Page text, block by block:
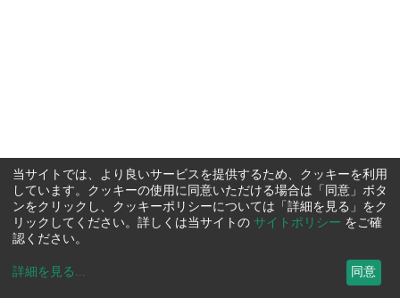
当サイトでは、より良いサービスを提供するため、クッキーを利用
しています。クッキーの使用に同意いただける場合は「同意」ボタ
ンをクリックし、クッキーポリシーについては「詳細を見る」をク
リックしてください。詳しくは当サイトの サイトポリシー をご確
認ください。
詳細を見る ... 同意